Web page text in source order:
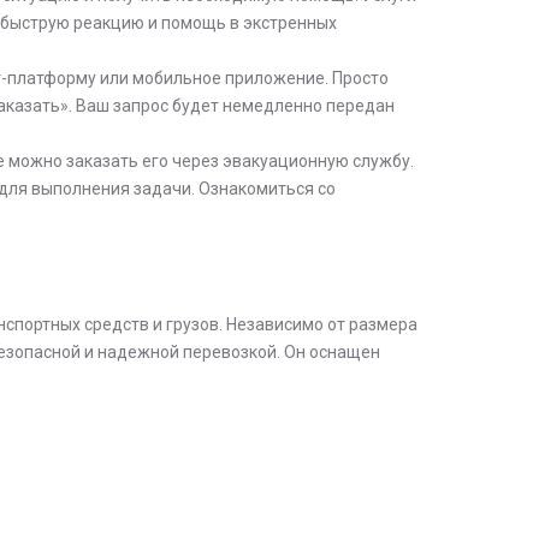
быструю реакцию и помощь в экстренных
платформу или мобильное приложение. Просто
Ваш запрос будет немедленно передан
заказать его через эвакуационную службу.
выполнения задачи. Ознакомиться со
средств и грузов. Независимо от размера
и надежной перевозкой. Он оснащен